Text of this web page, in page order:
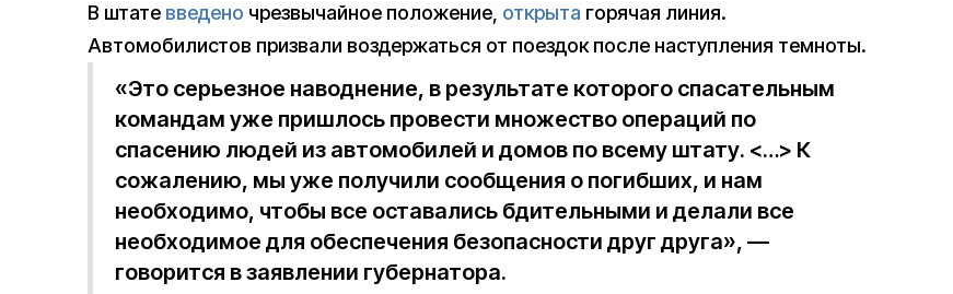
В штате введено чрезвычайное положение, открыта горячая линия.
Автомобилистов призвали воздержаться от поездок после наступления темноты.
«Это серьезное наводнение, в результате которого спасательным
командам уже пришлось провести множество операций по
спасению людей из автомобилей и домов по всему штату. <…> К
сожалению, мы уже получили сообщения о погибших, и нам
необходимо, чтобы все оставались бдительными и делали все
необходимое для обеспечения безопасности друг друга», —
говорится в заявлении губернатора.